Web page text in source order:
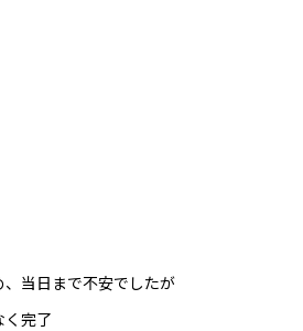
当日まで不安でしたが
く完了